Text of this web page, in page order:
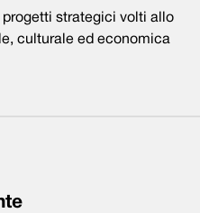
progetti strategici volti allo
culturale ed economica